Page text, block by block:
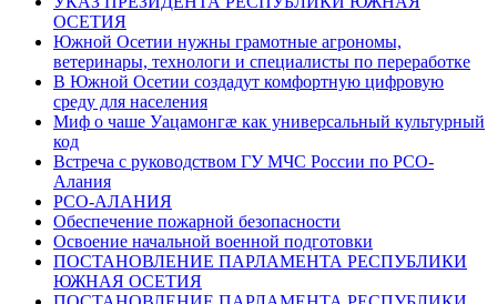
ОСЕТИЯ
Южной Осетии нужны грамотные агрономы,
ветеринары, технологи и специалисты по переработке
В Южной Осетии создадут комфортную цифровую
среду для населения
Миф о чаше Уацамонгæ как универсальный культурный
код
Встреча с руководством ГУ МЧС России по РСО-
Алания
РСО-АЛАНИЯ
Обеспечение пожарной безопасности
Освоение начальной военной подготовки
ПОСТАНОВЛЕНИЕ ПАРЛАМЕНТА РЕСПУБЛИКИ
ЮЖНАЯ ОСЕТИЯ